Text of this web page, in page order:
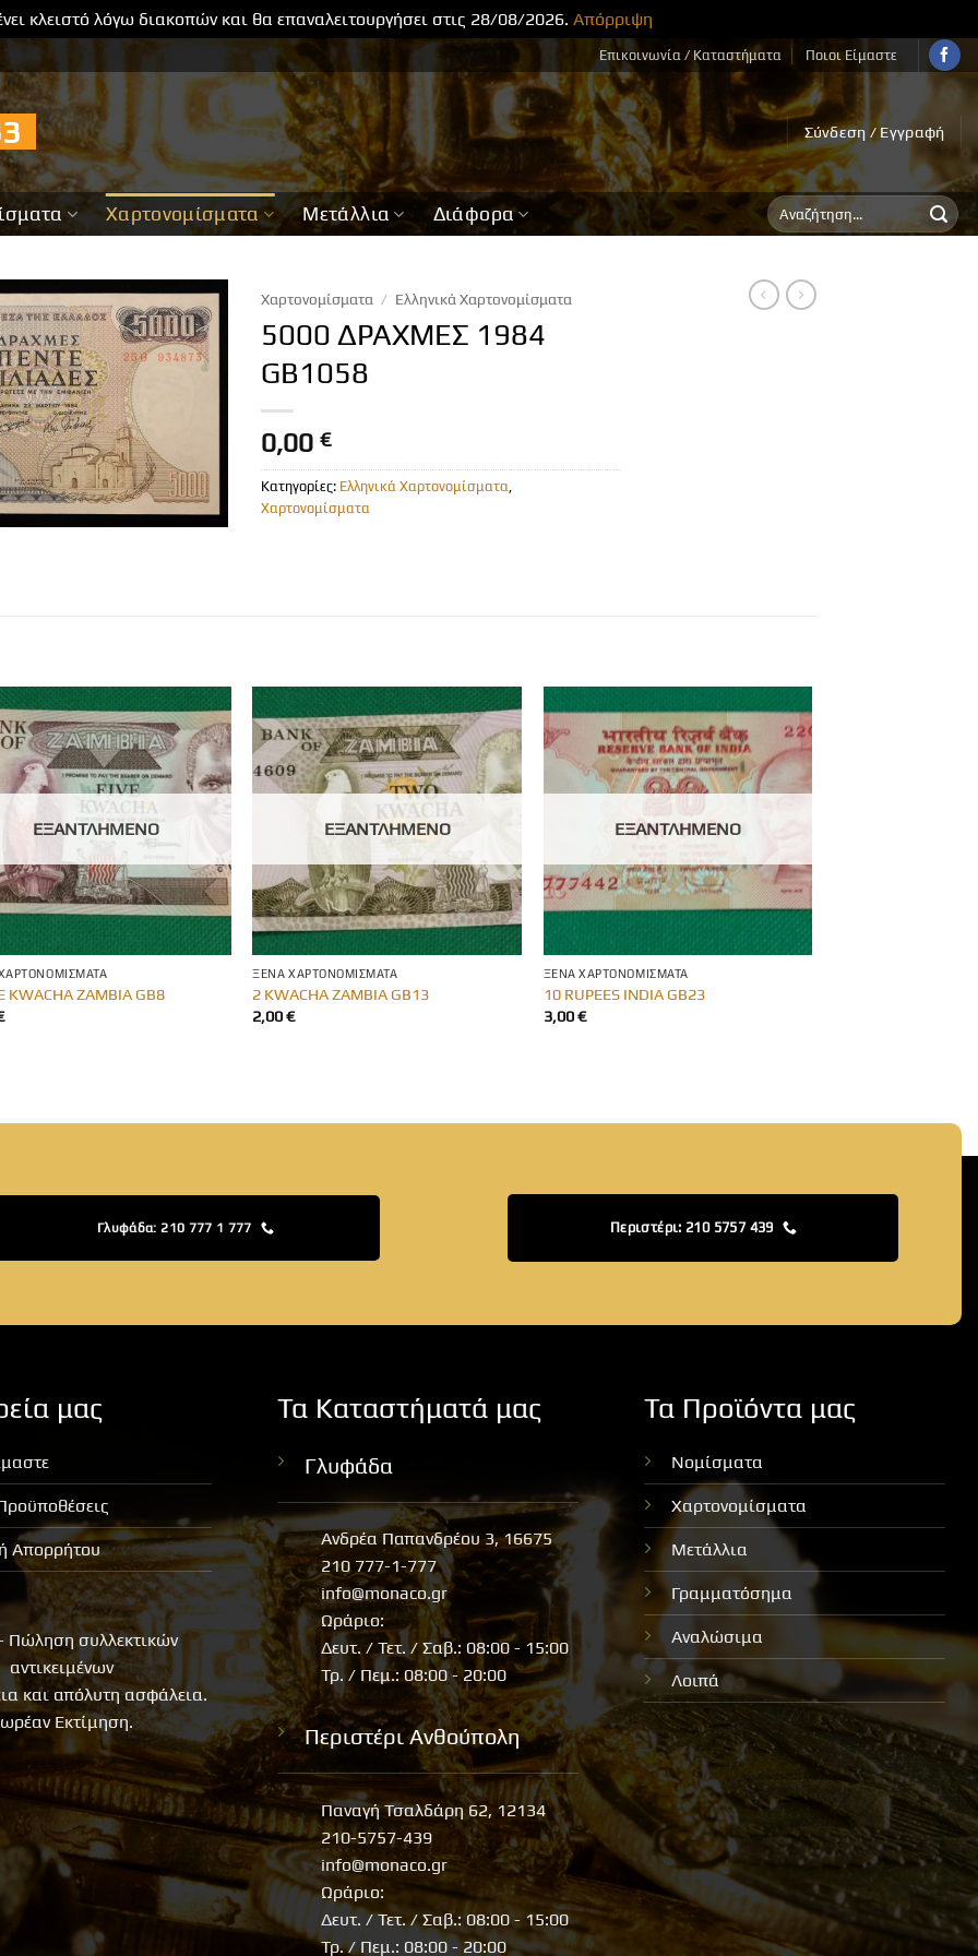
κλειστό λόγω διακοπών και θα επαναλειτουργήσει στις 28/08/2026.Απόρριψη
Επικοινωνία / Καταστήματα Ποιοι Είμαστε
Σύνδεση / Εγγραφή
Χαρτονομίσματα Μετάλλια Διάφορα
Αναζήτηση
για:
Χαρτονομίσματα / Ελληνικά Χαρτονομίσματα
5000 ΔΡΑΧΜΕΣ 1984
GB1058
0,00 €
Κατηγορίες: Ελληνικά Χαρτονομίσματα
Χαρτονομίσματα
ΕΞΑΝΤΛΗΜΈΝΟ
KWACHA ZAMBIA GB8
ΕΞΑΝΤΛΗΜΈΝΟ
ΞΈΝΑ ΧΑΡΤΟΝΟΜΊΣΜΑΤΑ
2 KWACHA ZAMBIA GB13
2,00€
ΕΞΑΝΤΛΗΜΈΝΟ
ΞΈΝΑ ΧΑΡΤΟΝΟΜΊΣΜΑΤΑ
10 RUPEES INDIA GB23
3,00€
Γλυφάδα: 210 777 1 777 Περιστέρι: 210 5757 439
μας
Απορρήτου
Πώληση συλλεκτικών
αντικειμένων
και απόλυτη ασφάλεια.
Εκτίμηση.
Τα Καταστήματά μας
Γλυφάδα
Ανδρέα Παπανδρέου 3, 16675
210 777-1-777
info@monaco.gr
Ωράριο:
Δευτ. / Τετ. / Σαβ.: 08:00 - 15:00
Τρ. / Πεμ.: 08:00 - 20:00
Περιστέρι Ανθούπολη
Παναγή Τσαλδάρη 62, 12134
210-5757-439
info@monaco.gr
Ωράριο:
Δευτ. / Τετ. / Σαβ.: 08:00 - 15:00
Τρ. / Πεμ.: 08:00 - 20:00
Τα Προϊόντα μας
Νομίσματα
Χαρτονομίσματα
Μετάλλια
Γραμματόσημα
Αναλώσιμα
Λοιπά